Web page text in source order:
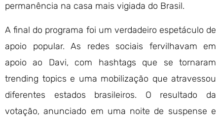
permanência na casa mais vigiada do Brasil.
A final do programa foi um verdadeiro espetáculo de
apoio popular. As redes sociais fervilhavam em
apoio ao Davi, com hashtags que se tornaram
trending topics e uma mobilização que atravessou
diferentes estados brasileiros. O resultado da
votação, anunciado em uma noite de suspense e